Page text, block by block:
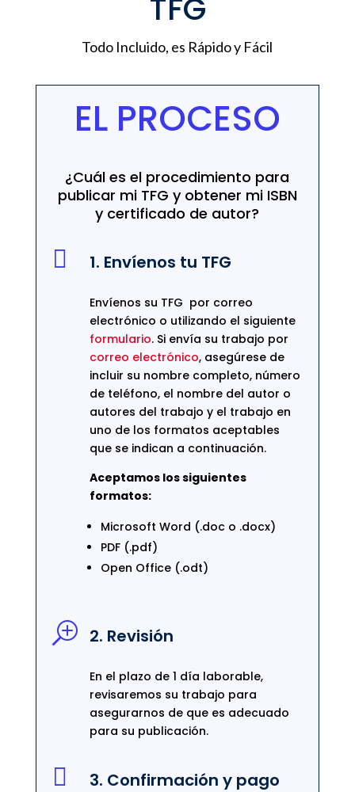
TFG
Todo Incluido, es Rápido y Fácil
EL PROCESO
¿Cuál es el procedimiento para
publicar mi TFG y obtener mi ISBN
y certificado de autor?
 1. Envíenos tu TFG
Envíenos su TFG por correo
electrónico o utilizando el siguiente
formulario. Si envía su trabajo por
correo electrónico, asegúrese de
incluir su nombre completo, número
de teléfono, el nombre del autor o
autores del trabajo y el trabajo en
uno de los formatos aceptables
que se indican a continuación.
Aceptamos los siguientes
formatos:
Microsoft Word (.doc o .docx)
PDF (.pdf)
Open Office (.odt)
T 2. Revisión
En el plazo de 1 día laborable,
revisaremos su trabajo para
asegurarnos de que es adecuado
para su publicación.
 3. Confirmación y pago